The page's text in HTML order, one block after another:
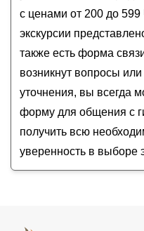
через её столицу
От колониальной
Сальво — по
Открывая
вкус жизни
с ценами от 200 до
экскурсии
также есть форма
возникнут вопросы
уточнения, вы всегда
форму для общения с
получить всю
уверенность в выборе